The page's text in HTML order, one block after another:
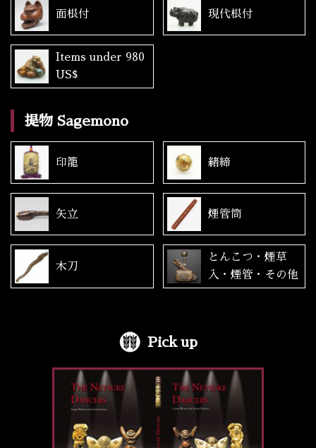
面根付 現代根付
Items under 980
US$
提物 Sagemono
印籠 緒締
矢立 煙管筒
木刀
とんこつ・煙草
入・煙管・その他
Pick up